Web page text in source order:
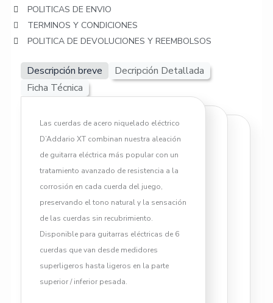
09|42
Nickel
Plated
cantidad
POLITICAS DE ENVIO
TERMINOS Y CONDICIONES
POLITICA DE DEVOLUCIONES Y REEMBOLSOS
Descripción breve
Decripción Detallada
Ficha Técnica
Las cuerdas de acero niquelado eléctrico
D’Addario XT combinan nuestra aleación
de guitarra eléctrica más popular con un
tratamiento avanzado de resistencia a la
corrosión en cada cuerda del juego,
preservando el tono natural y la sensación
de las cuerdas sin recubrimiento.
Disponible para guitarras eléctricas de 6
cuerdas que van desde medidores
superligeros hasta ligeros en la parte
superior / inferior pesada.
El Juego de Cuerdas DADDARIO
XT XTE0942 09|42 Nickel
Plated Steel es una excelente
opción para guitarristas que
buscan un sonido brillante y
equilibrado. Fabricadas con
materiales de alta calidad, estas
cuerdas ofrecen un tono cálido y
una afinación precisa.